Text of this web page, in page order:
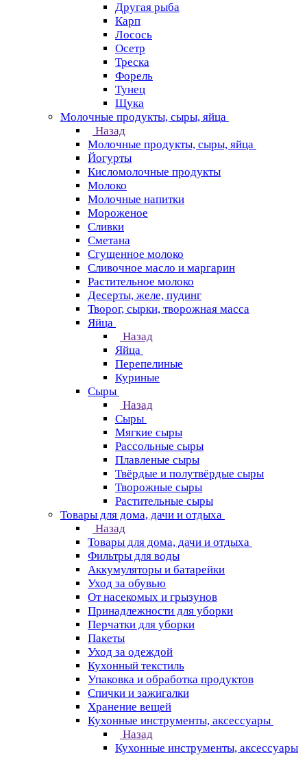
Другая рыба
Карп
Лосось
Осетр
Треска
Форель
Тунец
Щука
Молочные продукты, сыры, яйца
Назад
Молочные продукты, сыры, яйца
Йогурты
Кисломолочные продукты
Молоко
Молочные напитки
Мороженое
Сливки
Сметана
Сгущенное молоко
Сливочное масло и маргарин
Растительное молоко
Десерты, желе, пудинг
Творог, сырки, творожная масса
Яйца
Назад
Яйца
Перепелиные
Куриные
Сыры
Назад
Сыры
Мягкие сыры
Рассольные сыры
Плавленые сыры
Твёрдые и полутвёрдые сыры
Творожные сыры
Растительные сыры
Товары для дома, дачи и отдыха
Назад
Товары для дома, дачи и отдыха
Фильтры для воды
Аккумуляторы и батарейки
Уход за обувью
От насекомых и грызунов
Принадлежности для уборки
Перчатки для уборки
Пакеты
Уход за одеждой
Кухонный текстиль
Упаковка и обработка продуктов
Спички и зажигалки
Хранение вещей
Кухонные инструменты, аксессуары
Назад
Кухонные инструменты, аксессуары